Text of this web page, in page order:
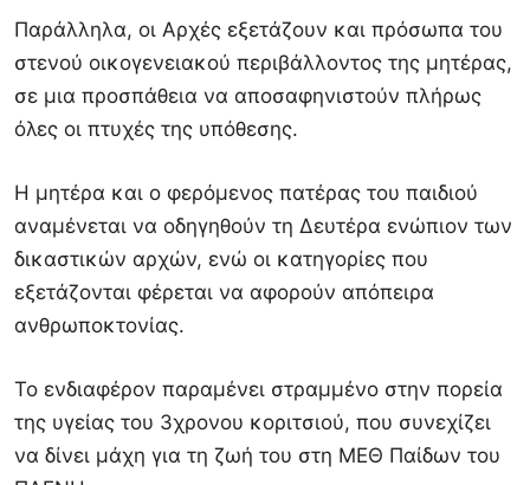
Παράλληλα, οι Αρχές εξετάζουν και πρόσωπα του
στενού οικογενειακού περιβάλλοντος της μητέρας,
σε μια προσπάθεια να αποσαφηνιστούν πλήρως
όλες οι πτυχές της υπόθεσης.
Η μητέρα και ο φερόμενος πατέρας του παιδιού
αναμένεται να οδηγηθούν τη Δευτέρα ενώπιον των
δικαστικών αρχών, ενώ οι κατηγορίες που
εξετάζονται φέρεται να αφορούν απόπειρα
ανθρωποκτονίας.
Το ενδιαφέρον παραμένει στραμμένο στην πορεία
της υγείας του 3χρονου κοριτσιού, που συνεχίζει
να δίνει μάχη για τη ζωή του στη ΜΕΘ Παίδων του